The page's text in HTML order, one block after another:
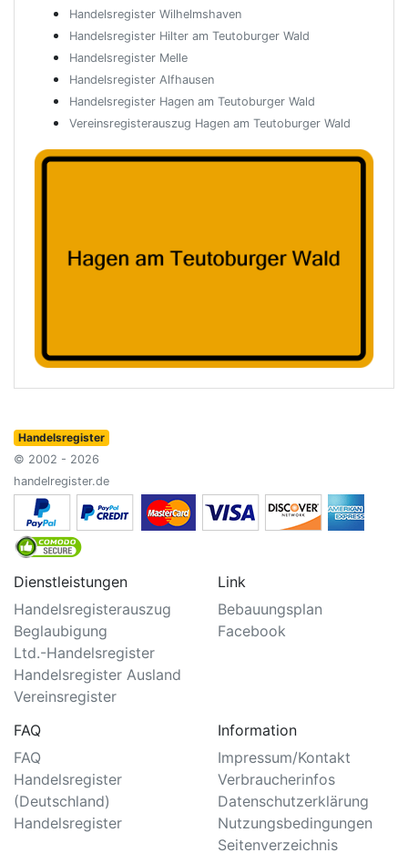
Handelsregister Wilhelmshaven
Handelsregister Hilter am Teutoburger Wald
Handelsregister Melle
Handelsregister Alfhausen
Handelsregister Hagen am Teutoburger Wald
Vereinsregisterauszug Hagen am Teutoburger Wald
Handelsregister
© 2002 - 2026
handelregister.de
Dienstleistungen
Handelsregisterauszug
Beglaubigung
Ltd.-Handelsregister
Handelsregister Ausland
Vereinsregister
Link
Bebauungsplan
Facebook
FAQ
FAQ
Handelsregister
(Deutschland)
Handelsregister
Information
Impressum/Kontakt
Verbraucherinfos
Datenschutzerklärung
Nutzungsbedingungen
Seitenverzeichnis